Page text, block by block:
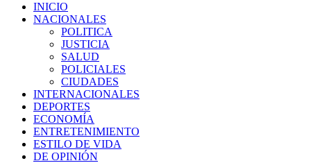
INICIO
NACIONALES
POLITICA
JUSTICIA
SALUD
POLICIALES
CIUDADES
INTERNACIONALES
DEPORTES
ECONOMÍA
ENTRETENIMIENTO
ESTILO DE VIDA
DE OPINIÓN